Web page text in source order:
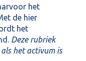
het
de hier
het
Deze rubriek
het activum is